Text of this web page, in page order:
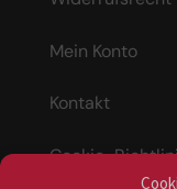
Mein Konto
Kontakt
Cookie-